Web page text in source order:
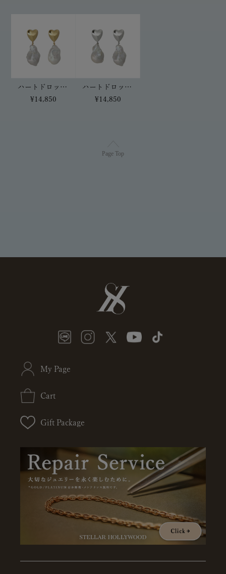
ハートドロップイヤリング(ゴールド)
¥14,850
ハートドロップイヤリング(シルバー)
¥14,850
Page Top
My Page
Cart
Gift Package